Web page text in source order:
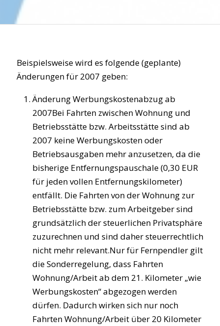
Beispielsweise wird es folgende (geplante)
Änderungen für 2007 geben:
Änderung Werbungskostenabzug ab
2007Bei Fahrten zwischen Wohnung und
Betriebsstätte bzw. Arbeitsstätte sind ab
2007 keine Werbungskosten oder
Betriebsausgaben mehr anzusetzen, da die
bisherige Entfernungspauschale (0,30 EUR
für jeden vollen Entfernungskilometer)
entfällt. Die Fahrten von der Wohnung zur
Betriebsstätte bzw. zum Arbeitgeber sind
grundsätzlich der steuerlichen Privatsphäre
zuzurechnen und sind daher steuerrechtlich
nicht mehr relevant.Nur für Fernpendler gilt
die Sonderregelung, dass Fahrten
Wohnung/Arbeit ab dem 21. Kilometer „wie
Werbungskosten“ abgezogen werden
dürfen. Dadurch wirken sich nur noch
Fahrten Wohnung/Arbeit über 20 Kilometer